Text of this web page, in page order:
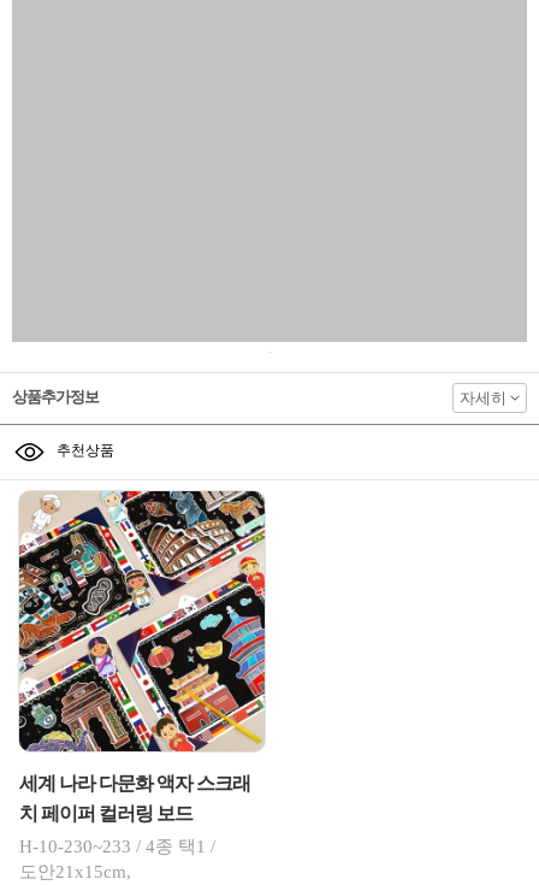
상품추가정보 자세히
추천상품
세계 나라 다문화 액자 스크래
치 페이퍼 컬러링 보드
H-10-230~233 / 4종 택1 /
도안21x15cm,